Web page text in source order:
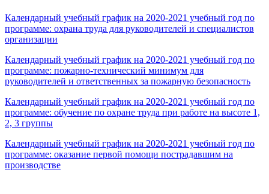
Календарный учебный график на 2020-2021 учебный год по
программе: охрана труда для руководителей и специалистов
организации
Календарный учебный график на 2020-2021 учебный год по
программе: пожарно-технический минимум для
руководителей и ответственных за пожарную безопасность
Календарный учебный график на 2020-2021 учебный год по
программе: обучение по охране труда при работе на высоте 1,
2, 3 группы
Календарный учебный график на 2020-2021 учебный год по
программе: оказание первой помощи пострадавшим на
производстве